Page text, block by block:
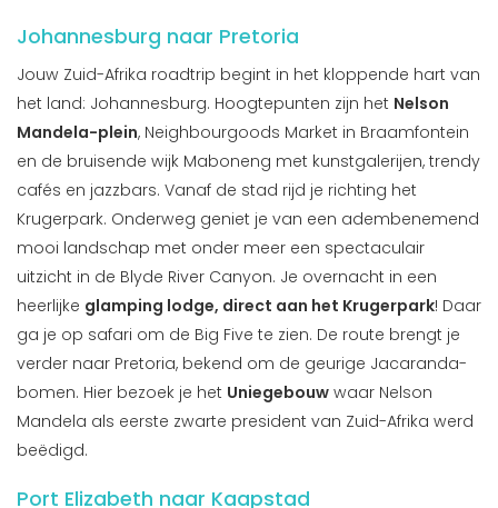
Johannesburg naar Pretoria
Jouw Zuid-Afrika roadtrip begint in het kloppende hart van
het land: Johannesburg. Hoogtepunten zijn het Nelson
Mandela-plein, Neighbourgoods Market in Braamfontein
en de bruisende wijk Maboneng met kunstgalerijen, trendy
cafés en jazzbars. Vanaf de stad rijd je richting het
Krugerpark. Onderweg geniet je van een adembenemend
mooi landschap met onder meer een spectaculair
uitzicht in de Blyde River Canyon. Je overnacht in een
heerlijke glamping lodge, direct aan het Krugerpark! Daar
ga je op safari om de Big Five te zien. De route brengt je
verder naar Pretoria, bekend om de geurige Jacaranda-
bomen. Hier bezoek je het Uniegebouw waar Nelson
Mandela als eerste zwarte president van Zuid-Afrika werd
beëdigd.
Port Elizabeth naar Kaapstad